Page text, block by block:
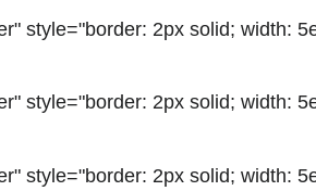
style="border: 2px solid; width:
style="border: 2px solid; width:
style="border: 2px solid; width: